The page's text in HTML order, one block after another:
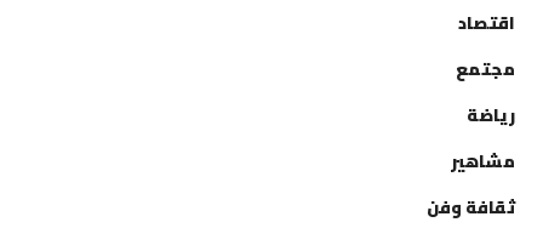
اقتصاد
مجتمع
رياضة
مشاهير
ثقافة وفن